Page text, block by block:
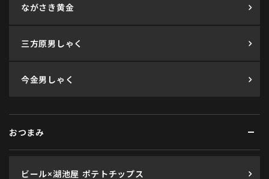
ながさき黄金
三方原男しゃく
今金男しゃく
おつまみ
ビール×湖池屋 ポテトチップス